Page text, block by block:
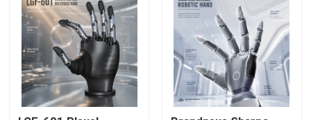
Zu Hause
Produkte
Videos